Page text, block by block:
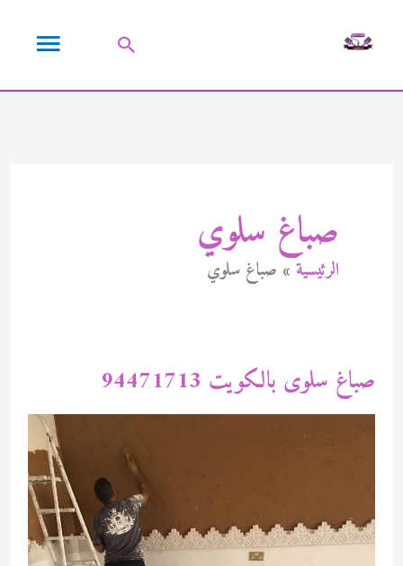
القائمة
البحث
صباغ سلوي
الرئيسية صباغ سلوي
صباغ سلوى بالكويت 94471713